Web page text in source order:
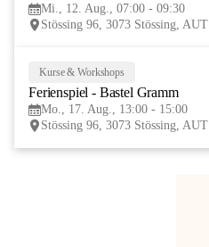
Mi., 12. Aug., 07:00 - 09:30
Stössing 96, 3073 Stössing, AUT
Kurse & Workshops
Ferienspiel - Bastel Gramm
Mo., 17. Aug., 13:00 - 15:00
Stössing 96, 3073 Stössing, AUT